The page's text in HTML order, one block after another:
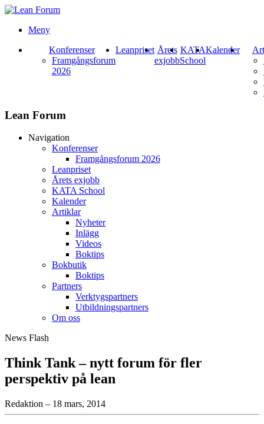
Meny
Konferenser
Framgångsforum
2026
Leanpriset Årets
exjobb
KATA
School
Kalender
Lean Forum
Navigation
Konferenser
Framgångsforum 2026
Leanpriset
Årets exjobb
KATA School
Kalender
Artiklar
Nyheter
Inlägg
Videos
Boktips
Bokbutik
Boktips
Partners
Verktygspartners
Utbildningspartners
Om oss
News Flash
Think Tank – nytt forum för fler
perspektiv på lean
Redaktion – 18 mars, 2014